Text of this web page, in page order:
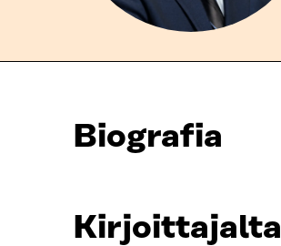
Biografia
Kirjoittajalta